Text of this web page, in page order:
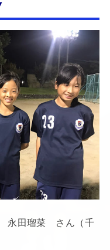
永田瑠菜 さん（千